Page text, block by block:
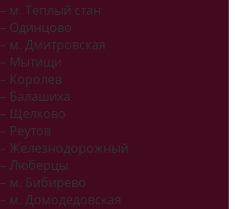
– м. Теплый стан
– Одинцово
– м. Дмитровская
– Мытищи
– Королев
– Балашиха
– Щелково
– Реутов
– Железнодорожный
– Люберцы
– м. Бибирево
– м. Домодедовская